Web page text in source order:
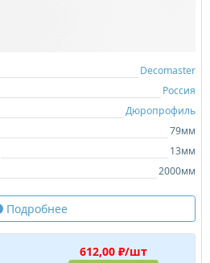
Decomaster
Россия
Дюропрофиль
79мм
13мм
2000мм
Подробнее
612,00 ₽/шт